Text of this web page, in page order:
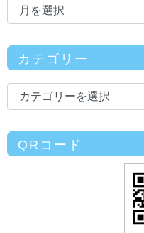
カテゴリー
QRコード